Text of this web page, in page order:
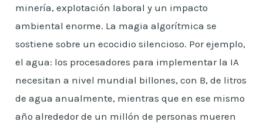
minería, explotación laboral y un impacto
ambiental enorme. La magia algorítmica se
sostiene sobre un ecocidio silencioso. Por ejemplo,
el agua: los procesadores para implementar la IA
necesitan a nivel mundial billones, con B, de litros
de agua anualmente, mientras que en ese mismo
año alrededor de un millón de personas mueren